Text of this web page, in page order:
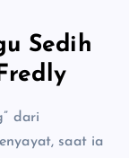
Sedih
dari
saat ia